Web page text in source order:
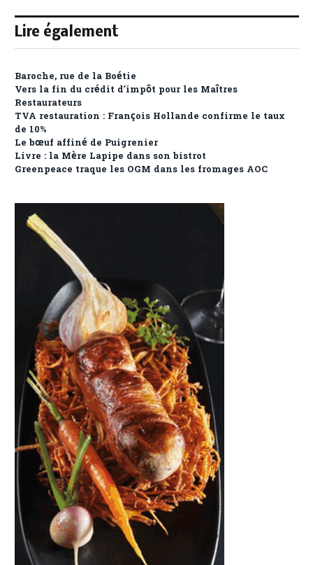
Lire également
Baroche, rue de la Boétie
Vers la fin du crédit d’impôt pour les Maîtres
Restaurateurs
TVA restauration : François Hollande confirme le taux
de 10%
Le bœuf affiné de Puigrenier
Livre : la Mère Lapipe dans son bistrot
Greenpeace traque les OGM dans les fromages AOC